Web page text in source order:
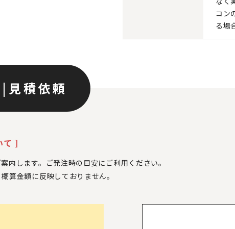
コン
る場
| 見積依頼
て ]
内します。ご発注時の目安にご利用ください。
概算金額に反映しておりません。